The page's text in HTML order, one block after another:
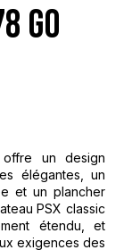
GO
offre un design
élégantes, un
et un plancher
PSX classic
étendu, et
exigences des